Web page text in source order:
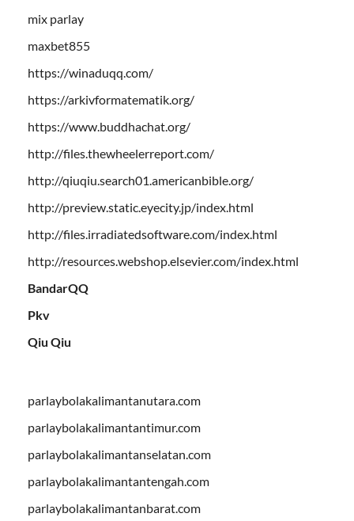
mix parlay
maxbet855
https://winaduqq.com/
https://arkivformatematik.org/
https://www.buddhachat.org/
http://files.thewheelerreport.com/
http://qiuqiu.search01.americanbible.org/
http://preview.static.eyecity.jp/index.html
http://files.irradiatedsoftware.com/index.html
http://resources.webshop.elsevier.com/index.html
BandarQQ
Pkv
Qiu Qiu
parlaybolakalimantanutara.com
parlaybolakalimantantimur.com
parlaybolakalimantanselatan.com
parlaybolakalimantantengah.com
parlaybolakalimantanbarat.com